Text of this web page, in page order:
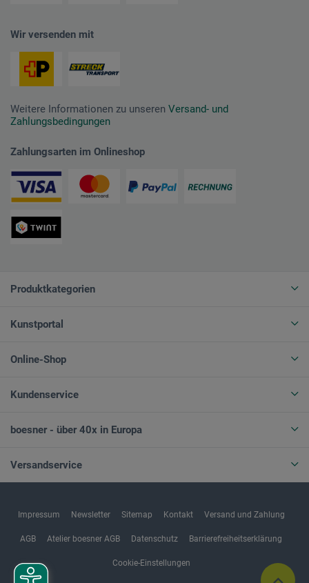
Wir versenden mit
Weitere Informationen zu unseren Versand- und
Zahlungsbedingungen
Zahlungsarten im Onlineshop
Produktkategorien
Kunstportal
Online-Shop
Kundenservice
boesner - über 40x in Europa
Versandservice
Impressum Newsletter Sitemap Kontakt Versand und Zahlung
AGB Atelier boesner AGB Datenschutz Barrierefreiheitserklärung
Cookie-Einstellungen